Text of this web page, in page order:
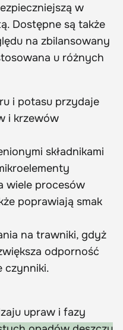
w
Dostępne są także
na zbilansowany
u różnych
i potasu przydaje
i krzewów
składnikami
wiele procesów
poprawiają smak
na trawniki, gdyż
odporność
czynniki.
upraw i fazy